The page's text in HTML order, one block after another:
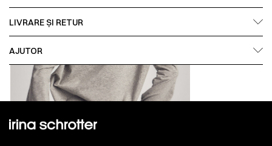
LIVRARE ȘI RETUR
AJUTOR